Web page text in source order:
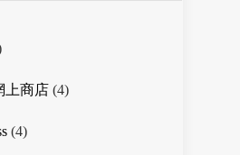
上商店 (4)
(4)